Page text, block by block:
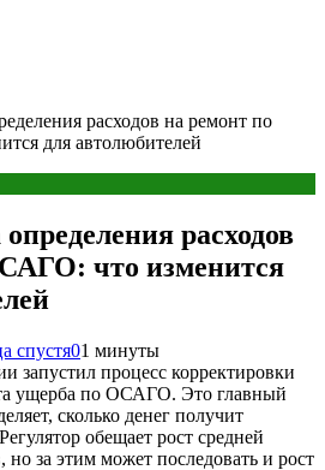
расходов на ремонт по
для автолюбителей
расходов
что изменится
спустя01 минуты
запустил процесс корректировки
ущерба по ОСАГО. Это главный
сколько денег получит
обещает рост средней
за этим может последовать и рост